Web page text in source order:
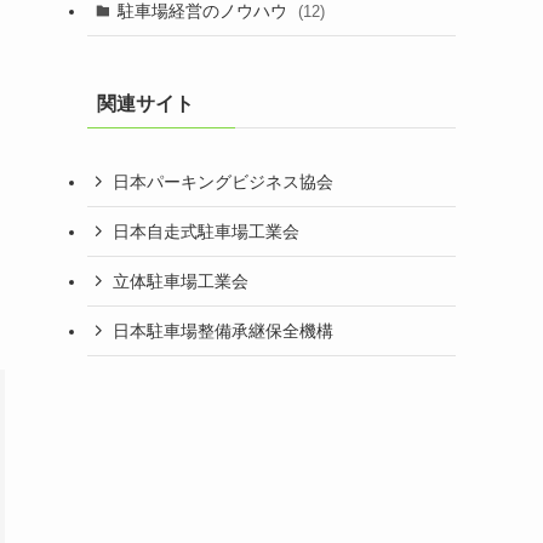
駐車場経営のノウハウ (12)
関連サイト
日本パーキングビジネス協会
日本自走式駐車場工業会
立体駐車場工業会
日本駐車場整備承継保全機構